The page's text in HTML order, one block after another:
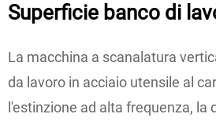
Superficie banco di
La macchina a scanalatura
da lavoro in acciaio utensile al
l'estinzione ad alta frequenza, la